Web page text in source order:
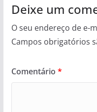
Deixe um
O seu endereço de e-
Campos obrigatórios
Comentário *